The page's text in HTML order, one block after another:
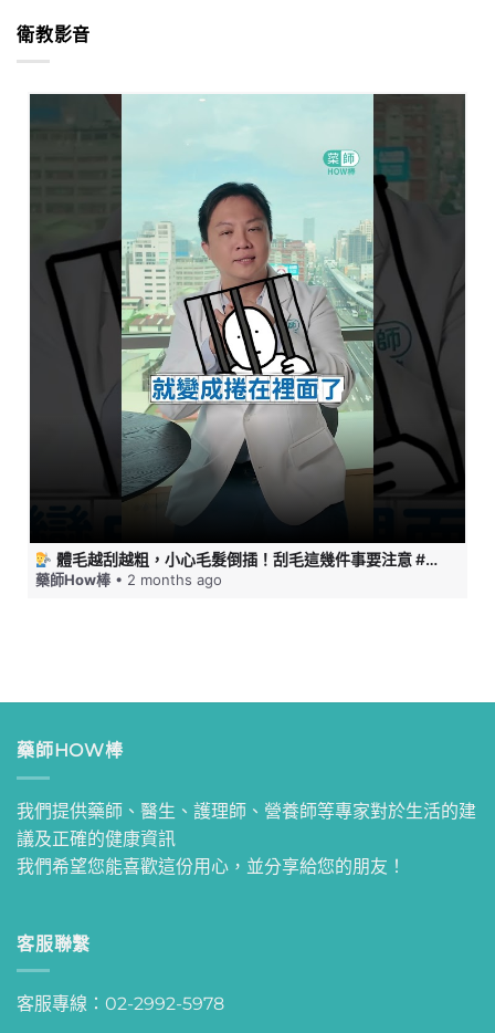
衛教影音
體毛越刮越粗，小心毛髮倒插！刮毛這幾件事要注意 #藥師HOW棒
藥師How棒 • 2 months ago
藥師HOW棒
我們提供藥師、醫生、護理師、營養師等專家對於生活的建
議及正確的健康資訊
我們希望您能喜歡這份用心，並分享給您的朋友！
客服聯繫
客服專線：02-2992-5978